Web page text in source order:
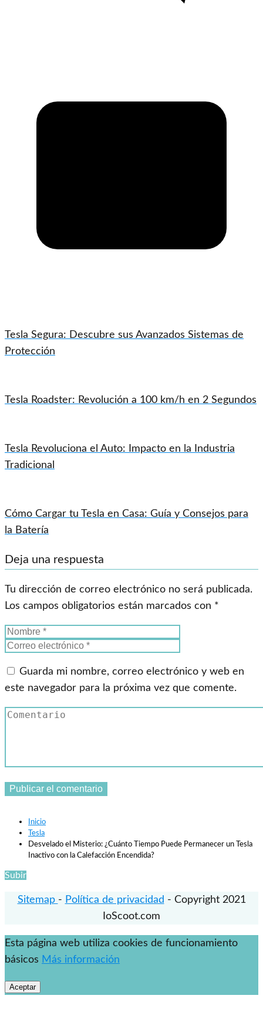
Tesla Segura: Descubre sus Avanzados Sistemas de
Protección
Tesla Roadster: Revolución a 100 km/h en 2 Segundos
Tesla Revoluciona el Auto: Impacto en la Industria
Tradicional
Cómo Cargar tu Tesla en Casa: Guía y Consejos para
la Batería
Deja una respuesta
Tu dirección de correo electrónico no será publicada.
Los campos obligatorios están marcados con *
Guarda mi nombre, correo electrónico y web en
este navegador para la próxima vez que comente.
Inicio
Tesla
Desvelado el Misterio: ¿Cuánto Tiempo Puede Permanecer un Tesla
Inactivo con la Calefacción Encendida?
Subir
Sitemap - Política de privacidad - Copyright 2021
IoScoot.com
Esta página web utiliza cookies de funcionamiento
básicos Más información
Aceptar